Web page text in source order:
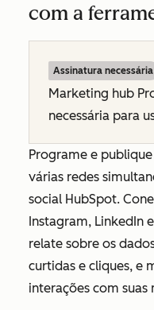
com a
Assinatura necessária
Marketing hub
necessária para
Programe e
várias redes
social HubSpot.
Instagram, LinkedIn
relate sobre os
curtidas e cliques, e
interações com suas